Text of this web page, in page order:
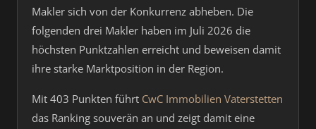
Makler sich von der Konkurrenz abheben. Die
folgenden drei Makler haben im Juli 2026 die
höchsten Punktzahlen erreicht und beweisen damit
ihre starke Marktposition in der Region.
Mit 403 Punkten führt CwC Immobilien Vaterstetten
das Ranking souverän an und zeigt damit eine